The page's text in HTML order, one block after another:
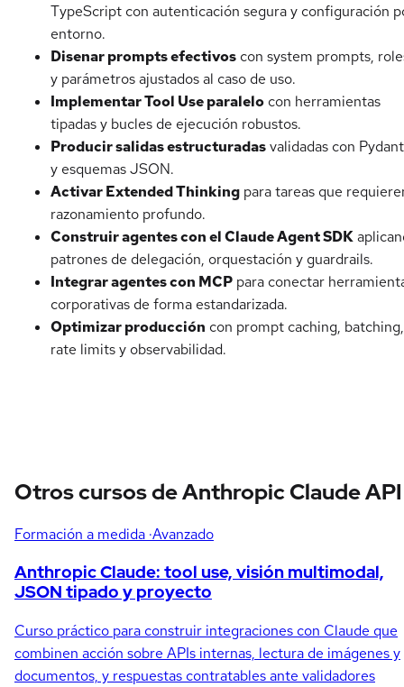
TypeScript con autenticación segura y configuración
entorno.
Disenar prompts efectivos con system prompts,
y parámetros ajustados al caso de uso.
Implementar Tool Use paralelo con herramientas
tipadas y bucles de ejecución robustos.
Producir salidas estructuradasvalidadas con
y esquemas JSON.
Activar Extended Thinking para tareas que
razonamiento profundo.
Construir agentes con el Claude Agent SDK
patrones de delegación, orquestación y guardrails.
Integrar agentes con MCP para conectar
corporativas de forma estandarizada.
Optimizar producción con prompt caching, batching,
rate limits y observabilidad.
Otros cursos de Anthropic Claude API
Formación a medida ·Avanzado
Anthropic Claude: tool use, visión multimodal,
JSON tipado y proyecto
Curso práctico para construir integraciones con Claude que
combinen acción sobre APIs internas, lectura de imágenes y
documentos, y respuestas contratables ante validadores